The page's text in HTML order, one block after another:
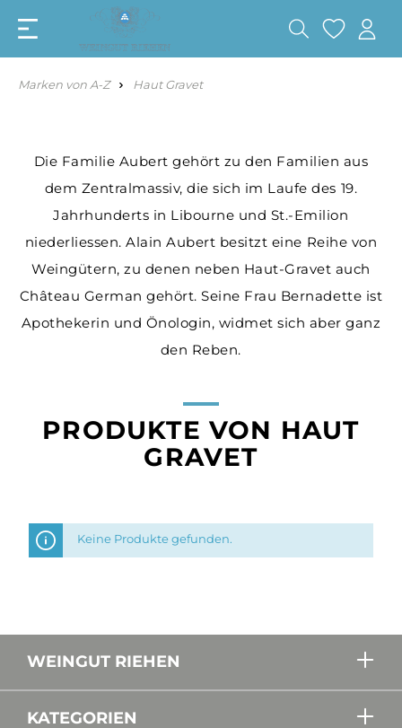
Marken von A-Z Haut Gravet
Die Familie Aubert gehört zu den Familien aus
dem Zentralmassiv, die sich im Laufe des 19.
Jahrhunderts in Libourne und St.-Emilion
niederliessen. Alain Aubert besitzt eine Reihe von
Weingütern, zu denen neben Haut-Gravet auch
Château German gehört. Seine Frau Bernadette ist
Apothekerin und Önologin, widmet sich aber ganz
den Reben.
PRODUKTE VON HAUT
GRAVET
Keine Produkte gefunden.
WEINGUT RIEHEN
KATEGORIEN